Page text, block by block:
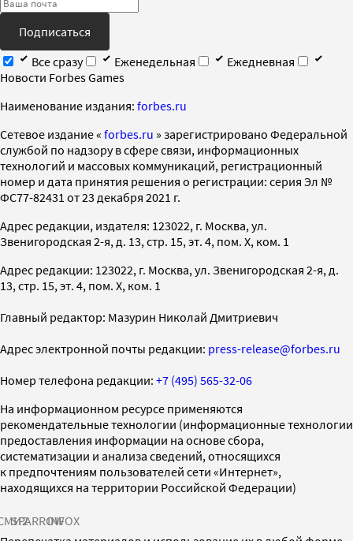
Подписаться
Все сразу
Еженедельная
Ежедневная
Новости Forbes Games
Наименование издания: forbes.ru
Cетевое издание « forbes.ru » зарегистрировано Федеральной
службой по надзору в сфере связи, информационных
технологий и массовых коммуникаций, регистрационный
номер и дата принятия решения о регистрации: серия Эл №
ФС77-82431 от 23 декабря 2021 г.
Адрес редакции, издателя: 123022, г. Москва, ул.
Звенигородская 2-я, д. 13, стр. 15, эт. 4, пом. X, ком. 1
Адрес редакции: 123022, г. Москва, ул. Звенигородская 2-я, д.
13, стр. 15, эт. 4, пом. X, ком. 1
Главный редактор: Мазурин Николай Дмитриевич
Адрес электронной почты редакции: press-release@forbes.ru
Номер телефона редакции: +7 (495) 565-32-06
На информационном ресурсе применяются
рекомендательные технологии (информационные технологии
предоставления информации на основе сбора,
систематизации и анализа сведений, относящихся
к предпочтениям пользователей сети «Интернет»,
находящихся на территории Российской Федерации)
SPARROWINFOX